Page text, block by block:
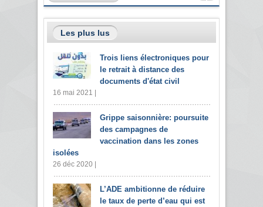
Les plus lus
Trois liens électroniques pour
le retrait à distance des
documents d'état civil
16 mai 2021 |
Grippe saisonnière: poursuite
des campagnes de
vaccination dans les zones
isolées
26 déc 2020 |
L’ADE ambitionne de réduire
le taux de perte d’eau qui est